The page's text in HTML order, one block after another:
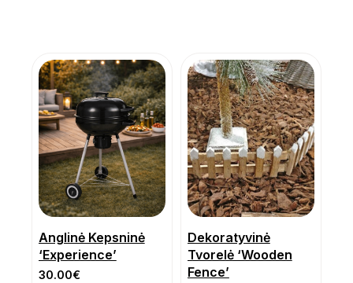
Anglinė Kepsninė
‘Experience’
30.00€
Dekoratyvinė
Tvorelė ‘Wooden
Fence’